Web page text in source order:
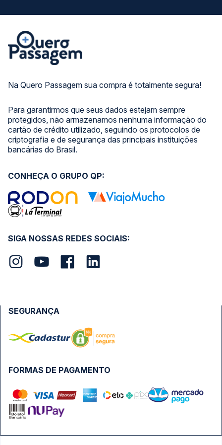
Na Quero Passagem sua compra é totalmente segura!
Para garantirmos que seus dados estejam sempre
protegidos, não armazenamos nenhuma informação do
cartão de crédito utilizado, seguindo os protocolos de
criptografia e de segurança das principais instituições
bancárias do Brasil.
SIGA NOSSAS REDES SOCIAIS:
CONHEÇA O GRUPO QP:
FORMAS DE PAGAMENTO
SEGURANÇA